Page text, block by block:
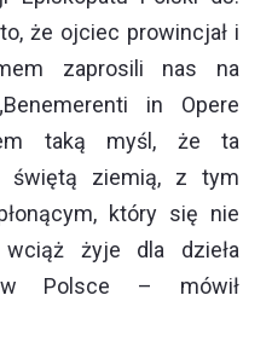
że ojciec prowincjał i
zaprosili nas na
in Opere
taką myśl, że ta
świętą ziemią, z tym
który się nie
żyje dla dzieła
w Polsce – mówił